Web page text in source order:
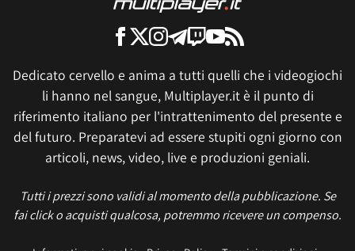
Dedicato cervello e anima a tutti quelli che i videogiochi
li hanno nel sangue, Multiplayer.it è il punto di
riferimento italiano per l'intrattenimento del presente e
del futuro. Preparatevi ad essere stupiti ogni giorno con
articoli, news, video, live e produzioni geniali.
Tutti i prezzi sono validi al momento della pubblicazione. Se
fai click o acquisti qualcosa, potremmo ricevere un compenso.